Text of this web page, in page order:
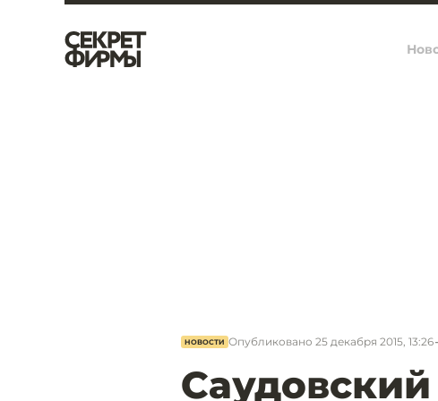
НОВОСТИ Опубликовано 25 декабря 2015, 13:26